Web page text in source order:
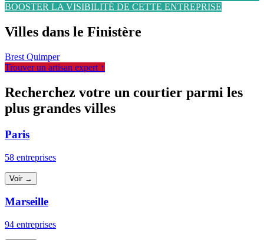
BOOSTER LA VISIBILITÉ DE CETTE ENTREPRISE
Villes dans le Finistère
Brest Quimper
Trouver un artisan expert ↑
Recherchez votre un courtier parmi les
plus grandes villes
Paris
58 entreprises
Voir →
Marseille
94 entreprises